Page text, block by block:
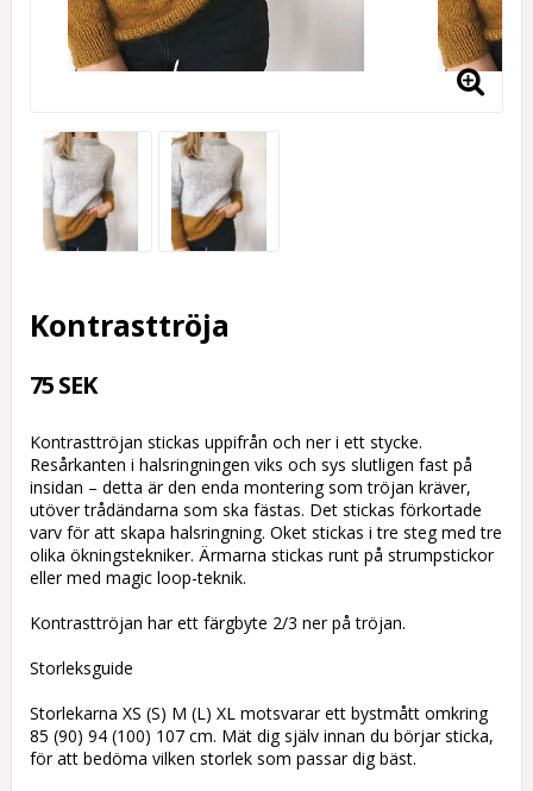
Kontrasttröja
75 SEK
Kontrasttröjan stickas uppifrån och ner i ett stycke.
Resårkanten i halsringningen viks och sys slutligen fast på
insidan – detta är den enda montering som tröjan kräver,
utöver trådändarna som ska fästas. Det stickas förkortade
varv för att skapa halsringning. Oket stickas i tre steg med tre
olika ökningstekniker. Ärmarna stickas runt på strumpstickor
eller med magic loop-teknik.
Kontrasttröjan har ett färgbyte 2/3 ner på tröjan.
Storleksguide
Storlekarna XS (S) M (L) XL motsvarar ett bystmått omkring
85 (90) 94 (100) 107 cm. Mät dig själv innan du börjar sticka,
för att bedöma vilken storlek som passar dig bäst.